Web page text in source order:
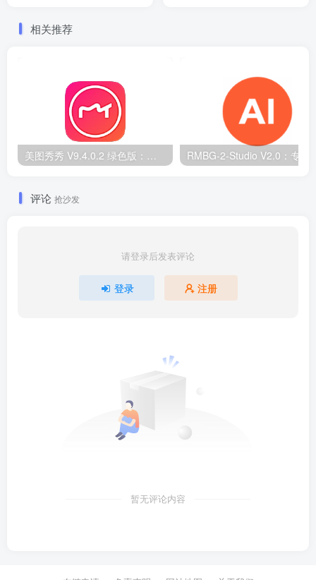
相关推荐
评论 抢沙发
请登录后发表评论
登录 注册
暂无评论内容